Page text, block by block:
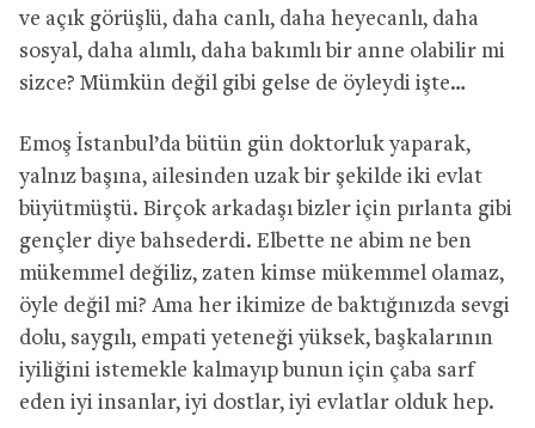
ve açık görüşlü, daha canlı, daha heyecanlı, daha
sosyal, daha alımlı, daha bakımlı bir anne olabilir mi
sizce? Mümkün değil gibi gelse de öyleydi işte…
Emoş İstanbul’da bütün gün doktorluk yaparak,
yalnız başına, ailesinden uzak bir şekilde iki evlat
büyütmüştü. Birçok arkadaşı bizler için pırlanta gibi
gençler diye bahsederdi. Elbette ne abim ne ben
mükemmel değiliz, zaten kimse mükemmel olamaz,
öyle değil mi? Ama her ikimize de baktığınızda sevgi
dolu, saygılı, empati yeteneği yüksek, başkalarının
iyiliğini istemekle kalmayıp bunun için çaba sarf
eden iyi insanlar, iyi dostlar, iyi evlatlar olduk hep.